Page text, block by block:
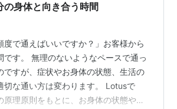
の身体と向き合う時間
度で通えばいいですか？」お客様から
です。 無理のないようなペースで通っ
ですが、症状やお身体の状態、生活の
切な通い方は変わります。 Lotusで
原理原則をもとに、お身体の状態や経